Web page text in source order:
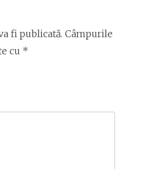
fi publicată. Câmpurile
cu *